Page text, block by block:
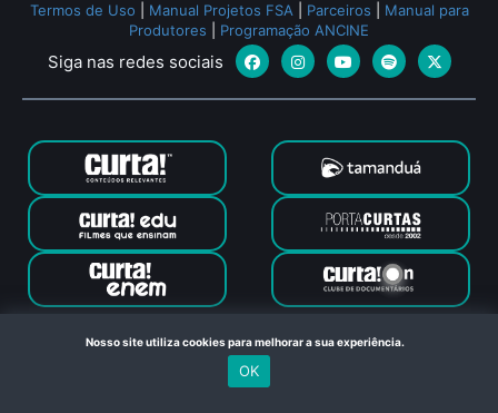
Termos de Uso
Manual Projetos FSA Parceiros
Manual para
Produtores
Programação ANCINE
Siga nas redes sociais
Canal Curta © 2024. Todos os direitos reservados. Feito com
no Rio de Janeiro
Nosso site utiliza cookies para melhorar a sua experiência.
OK